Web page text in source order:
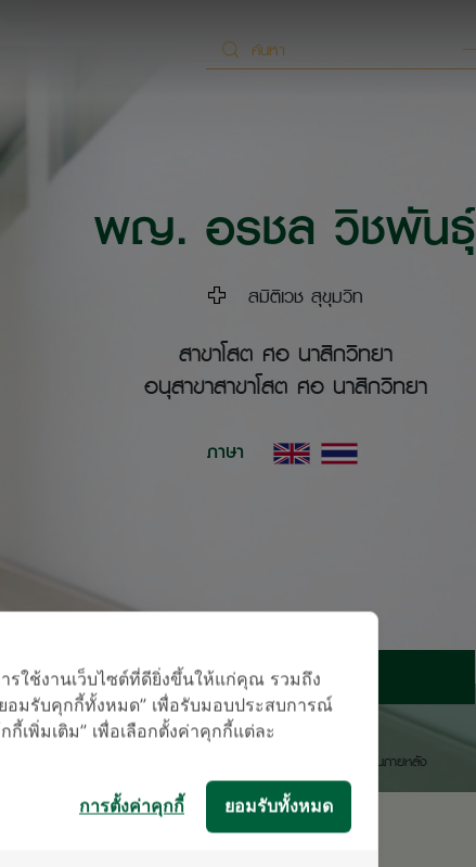
พญ. อรชล วิชพันธุ์
สมิติเวช สุขุมวิท
สาขาโสต ศอ นาสิกวิทยา
อนุสาขาสาขาโสต ศอ นาสิกวิทยา
ภาษา
นัดหมายแพทย์
ติดต่อสอบถาม
* เจ้าหน้าที่ของโรงพยาบาลจะติดต่อท่านกลับในภายหลัง
รใช้งานเว็บไซต์ที่ดียิ่งขึ้นให้แก่คุณ รวมถึง
อมรับคุกกี้ทั้งหมด” เพื่อรับมอบประสบการณ์
เพิ่มเติม” เพื่อเลือกตั้งค่าคุกกี้แต่ละ
ยอมรับทั้งหมด
การตั้งค่าคุกกี้